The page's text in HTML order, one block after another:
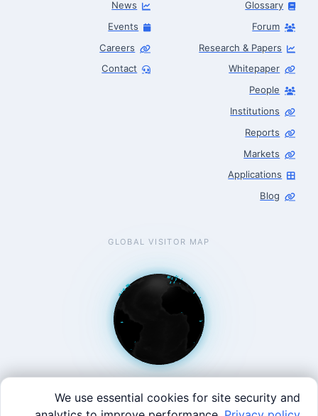
Glossary
Forum
Research & Papers
Whitepaper
People
Institutions
Reports
Markets
Applications
Blog
News
Events
Careers
Contact
GLOBAL VISITOR MAP
We use essential cookies for site security and
Robotics Advisor